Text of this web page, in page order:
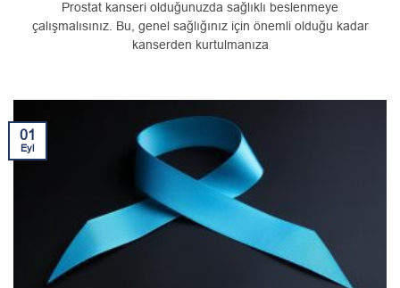
Prostat kanseri olduğunuzda sağlıklı beslenmeye
çalışmalısınız. Bu, genel sağlığınız için önemli olduğu kadar
kanserden kurtulmanıza
01
Eyl